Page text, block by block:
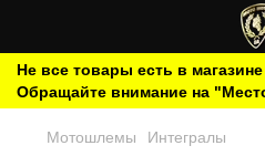
Не все товары есть в
Обращайте внимание на
Мотошлемы Интегралы